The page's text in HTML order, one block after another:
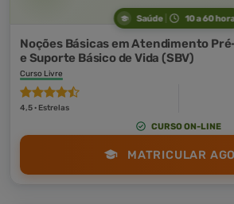
Saúde 10 a 60
Noções Básicas em Atendimento
e Suporte Básico de Vida (SBV)
Curso Livre
4,5 · Estrelas
CURSO ON-LINE
MATRICULAR